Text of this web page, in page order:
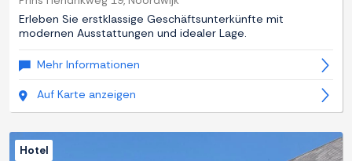
Erleben Sie erstklassige Geschäftsunterkünfte mit
modernen Ausstattungen und idealer Lage.
Mehr Informationen
Auf Karte anzeigen
Hotel